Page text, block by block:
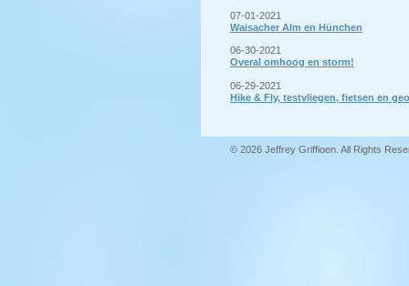
07-01-2021
Waisacher Alm en Hünchen
06-30-2021
Overal omhoog en storm!
06-29-2021
Hike & Fly, testvliegen, fietsen en
© 2026 Jeffrey Griffioen. All Rights